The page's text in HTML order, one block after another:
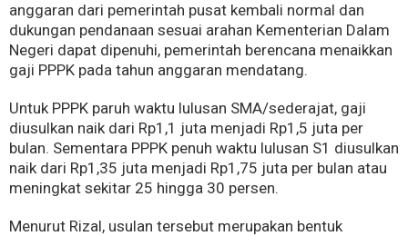
anggaran dari pemerintah pusat kembali normal dan
dukungan pendanaan sesuai arahan Kementerian Dalam
Negeri dapat dipenuhi, pemerintah berencana menaikkan
gaji PPPK pada tahun anggaran mendatang.
Untuk PPPK paruh waktu lulusan SMA/sederajat, gaji
diusulkan naik dari Rp1,1 juta menjadi Rp1,5 juta per
bulan. Sementara PPPK penuh waktu lulusan S1 diusulkan
naik dari Rp1,35 juta menjadi Rp1,75 juta per bulan atau
meningkat sekitar 25 hingga 30 persen.
Menurut Rizal, usulan tersebut merupakan bentuk